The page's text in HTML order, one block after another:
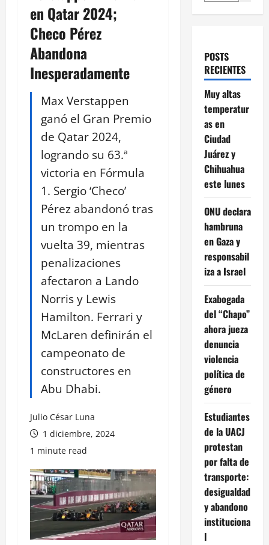
en Qatar 2024;
Checo Pérez
Abandona
Inesperadamente
Max Verstappen
ganó el Gran Premio
de Qatar 2024,
logrando su 63.ª
victoria en Fórmula
1. Sergio ‘Checo’
Pérez abandonó tras
un trompo en la
vuelta 39, mientras
penalizaciones
afectaron a Lando
Norris y Lewis
Hamilton. Ferrari y
McLaren definirán el
campeonato de
constructores en
Abu Dhabi.
Julio César Luna
1 diciembre, 2024
1 minute read
POSTS
RECIENTES
Muy altas
temperatur
as en
Ciudad
Juárez y
Chihuahua
este lunes
ONU declara
hambruna
en Gaza y
responsabil
iza a Israel
Exabogada
del “Chapo”
ahora jueza
denuncia
violencia
política de
género
Estudiantes
de la UACJ
protestan
por falta de
transporte:
desigualdad
y abandono
instituciona
l